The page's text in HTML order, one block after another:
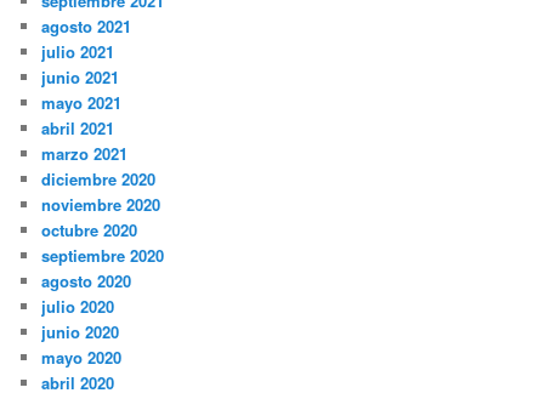
agosto 2021
julio 2021
junio 2021
mayo 2021
abril 2021
marzo 2021
diciembre 2020
noviembre 2020
octubre 2020
septiembre 2020
agosto 2020
julio 2020
junio 2020
mayo 2020
abril 2020